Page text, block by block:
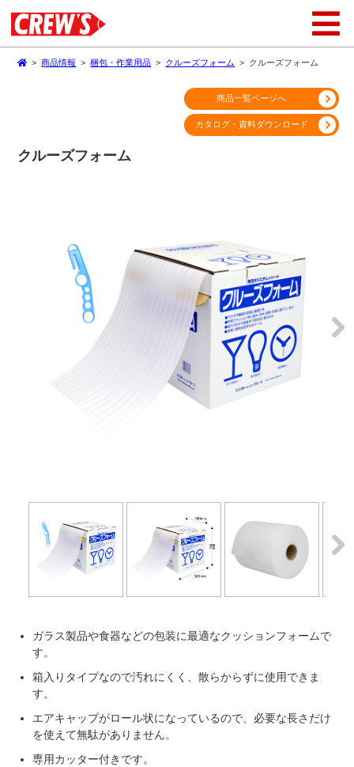
>商品情報 >梱包・作業用品 > クルーズフォーム > クルーズフォーム
クルーズフォーム
商品一覧ページへ
カタログ・資料ダウンロード
ガラス製品や食器などの包装に最適なクッションフォームで
す。
箱入りタイプなので汚れにくく、散らからずに使用できま
す。
エアキャップがロール状になっているので、必要な長さだけ
を使えて無駄がありません。
専用カッター付きです。